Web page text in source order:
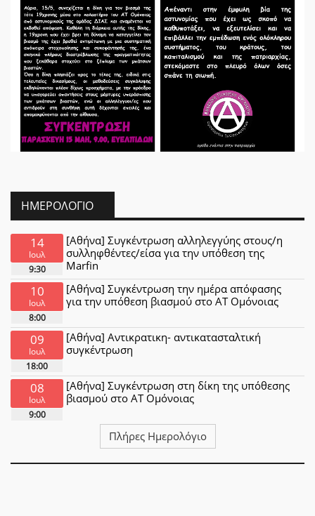
ΗΜΕΡΟΛΌΓΙΟ
14
Ιουλ
9:30
[Αθήνα] Συγκέντρωση αλληλεγγύης στους/η
συλληφθέντες/είσα για την υπόθεση της
Marfin
10
Ιουλ
8:00
[Αθήνα] Συγκέντρωση την ημέρα απόφασης
για την υπόθεση βιασμού στο ΑΤ Ομόνοιας
09
Ιουλ
18:00
[Αθήνα] Αντικρατικη- αντικατασταλτική
συγκέντρωση
08
Ιουλ
9:00
[Αθήνα] Συγκέντρωση στη δίκη της υπόθεσης
βιασμού στο ΑΤ Ομόνοιας
Πλήρες Ημερολόγιο